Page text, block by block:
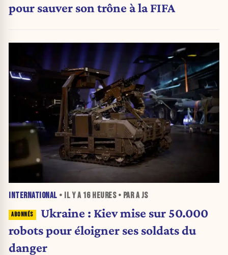
pour sauver son trône à la FIFA
INTERNATIONAL • IL Y A 16 HEURES• PAR A JS
Ukraine : Kiev mise sur 50.000
robots pour éloigner ses soldats du
danger